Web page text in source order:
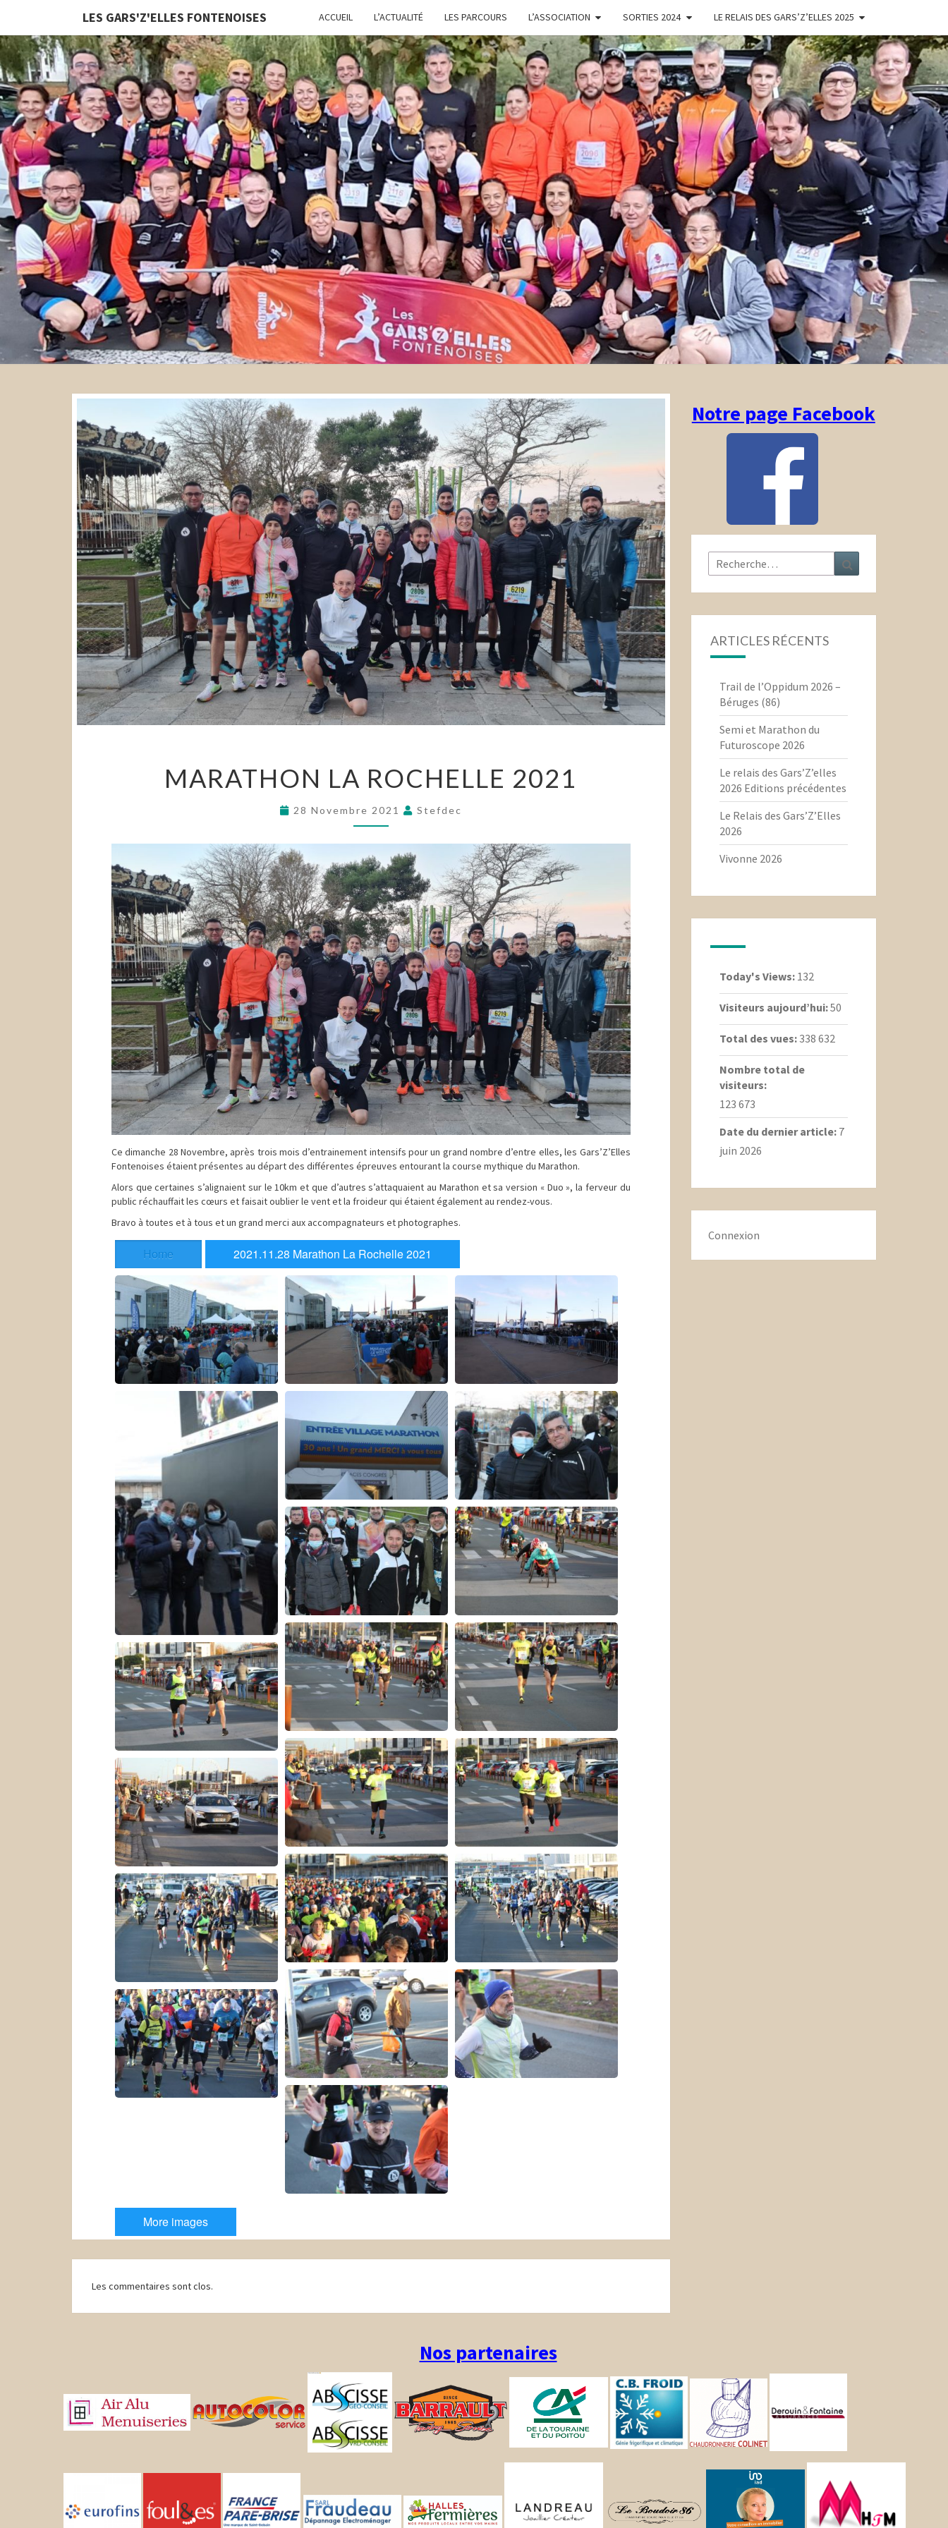
LES GARS'Z'ELLES FONTENOISES ACCUEIL L’ACTUALITÉ LES PARCOURS L’ASSOCIATION SORTIES 2024 LE RELAIS DES GARS’Z’ELLES 2025
LES
GARS'Z'ELLES
FONTENOISES
LA
ROCHELLE
MARATHON LA ROCHELLE 2021
28 Novembre 2021 Stefdec
Ce dimanche 28 Novembre, après trois mois d’entrainement intensifs pour un grand nombre d’entre elles, les Gars’Z’Elles
Fontenoises étaient présentes au départ des différentes épreuves entourant la course mythique du Marathon.
Alors que certaines s’alignaient sur le 10km et que d’autres s’attaquaient au Marathon et sa version « Duo », la ferveur du
public réchauffait les cœurs et faisait oublier le vent et la froideur qui étaient également au rendez-vous.
Bravo à toutes et à tous et un grand merci aux accompagnateurs et photographes.
Home 2021.11.28 Marathon La Rochelle 2021
More images
d'article
Les commentaires sont clos.
Notre page Facebook
Rechercher :
ARTICLES RÉCENTS
Trail de l’Oppidum 2026 –
Béruges (86)
Semi et Marathon du
Futuroscope 2026
Le relais des Gars’Z’elles
2026 Editions précédentes
Le Relais des Gars’Z’Elles
2026
Vivonne 2026
Today's Views: 132
Visiteurs aujourd’hui:50
Total des vues: 338 632
Nombre total de
visiteurs:
123 673
Date du dernier article: 7
juin 2026
Connexion
Nos partenaires